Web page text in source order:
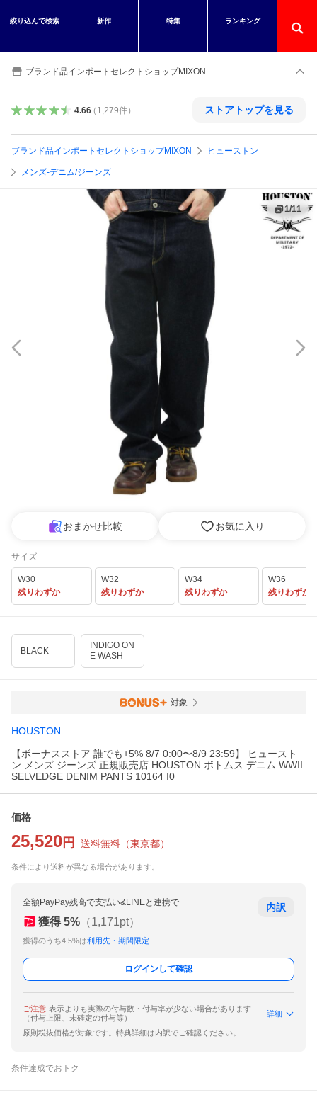
ブランド品インポートセレクトショップMIXON
4.66（ 1,279件） ストアトップを見る
ブランド品インポートセレクトショップMIXON ヒューストン
メンズ-デニム/ジーンズ
1/11
おまかせ比較 お気に入り
サイズ
W30
残りわずか
W32
残りわずか
W34
残りわずか
W36
残りわずか
BLACK
INDIGO ON
E WASH
対象
HOUSTON
【ボーナスストア 誰でも+5% 8/7 0:00〜8/9 23:59】 ヒュースト
ン メンズ ジーンズ 正規販売店 HOUSTON ボトムス デニム WWII
SELVEDGE DENIM PANTS 10164 I0
価格
25,520 円 送料無料 （東京都）
条件により送料が異なる場合があります。
全額PayPay残高で支払い&LINEと連携で
獲得 5% （1,171pt）
獲得のうち4.5%は利用先・期間限定
内訳
ログインして確認
ご注意 表示よりも実際の付与数・付与率が少ない場合があります
（付与上限、未確定の付与等）
詳細
原則税抜価格が対象です。特典詳細は内訳でご確認ください。
条件達成でおトク
絞り込んで検索 新作 特集 ランキング